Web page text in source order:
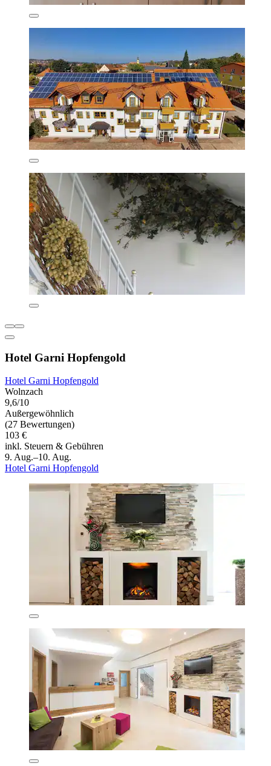
Hotel Garni Hopfengold
Hotel Garni Hopfengold
Wolnzach
9,6/10
Außergewöhnlich
(27 Bewertungen)
103 €
inkl. Steuern & Gebühren
9. Aug.–10. Aug.
Hotel Garni Hopfengold